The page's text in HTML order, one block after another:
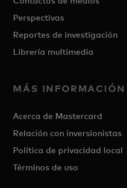
Perspectivas
Reportes de investigación
Librería multimedia
MÁS INFORMACIÓN
Acerca de Mastercard
Relación con inversionistas
Política de privacidad local
Términos de uso